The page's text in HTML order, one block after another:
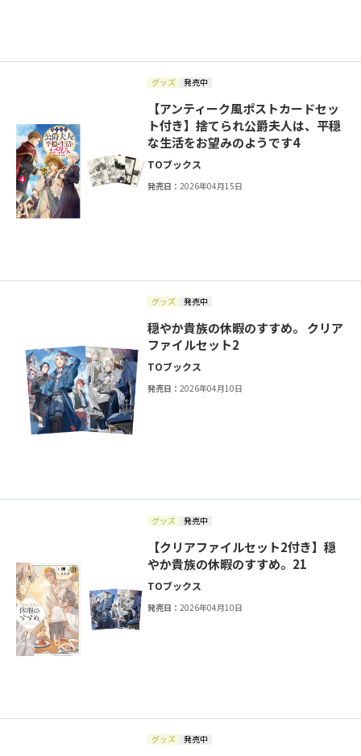
グッズ 発売中
【アンティーク風ポストカードセッ
ト付き】捨てられ公爵夫人は、平穏
な生活をお望みのようです4
TOブックス
発売日：2026年04月15日
グッズ 発売中
穏やか貴族の休暇のすすめ。 クリア
ファイルセット2
TOブックス
発売日：2026年04月10日
グッズ 発売中
【クリアファイルセット2付き】穏
やか貴族の休暇のすすめ。21
TOブックス
発売日：2026年04月10日
グッズ 発売中